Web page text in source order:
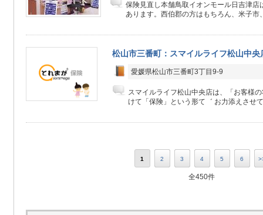
保険見直し本舗鳥取イオンモール日吉津店
あります。西伯郡の方はもちろん、米子市
松山市三番町：スマイルライフ松山中央
愛媛県松山市三番町3丁目9-9
スマイルライフ松山中央店は、「お客様
けて「保険」という形て゛ お力添えさせ
1 2 3 4 5 6
全450件